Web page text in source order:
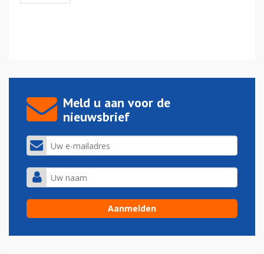
Meld u aan voor de
nieuwsbrief